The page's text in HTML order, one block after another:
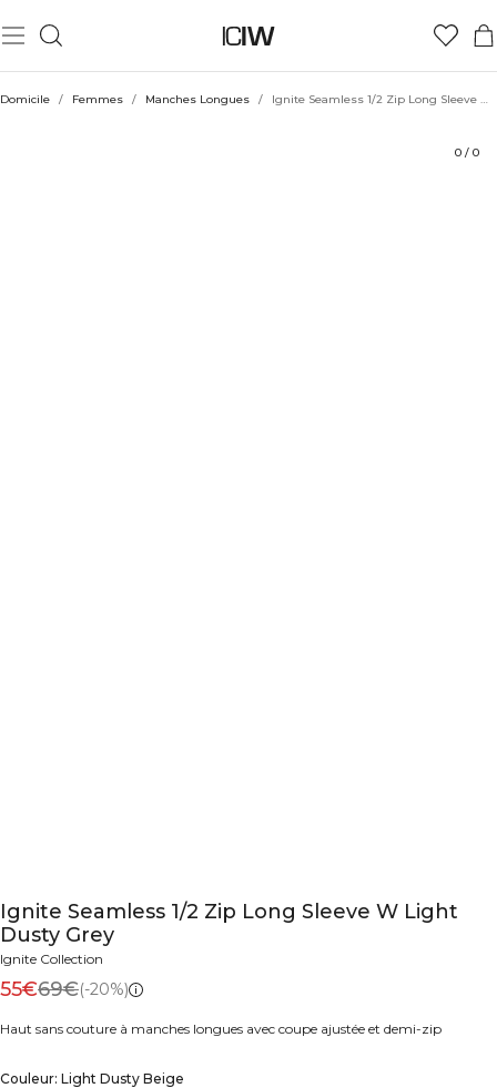
Domicile / Femmes / Manches Longues / Ignite Seamless 1/2 Zip Long Sleeve W Light Dusty Grey
0 / 0
Ignite Seamless 1/2 Zip Long Sleeve W Light
Dusty Grey
Ignite Collection
55€69€(-20%)
Haut sans couture à manches longues avec coupe ajustée et demi-zip
Couleur: Light Dusty Beige